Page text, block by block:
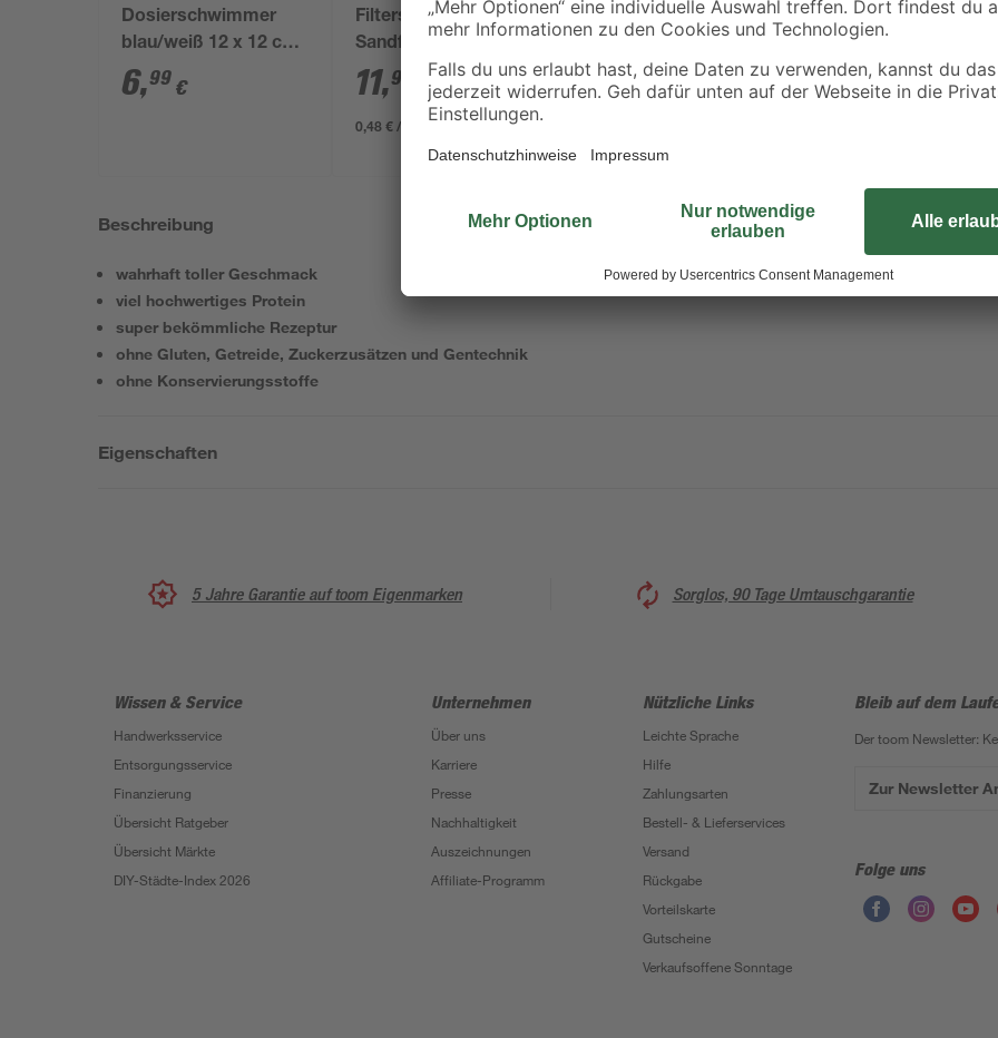
Dosierschwimmer
blau/weiß 12 x 12 cm,
für 20 g Tabs
6,99 €
Filtersand für
Sandfilteranlagen 0,7-
1,2 mm 25 kg
11,99 €
0,48 € / Kilogramm
Spielsand beige 0-2
2,99 € 3,29 €
Abdeckplane
"Standard" Ø 360 cm
36,99 €
Beschreibung
wahrhaft toller Geschmack
viel hochwertiges Protein
super bekömmliche Rezeptur
ohne Gluten, Getreide, Zuckerzusätzen und Gentechnik
ohne Konservierungsstoffe
Eigenschaften
5 Jahre Garantie auf toom Eigenmarken Sorglos, 90 Tage Umtauschgarantie
Wissen & Service
Handwerksservice
Entsorgungsservice
Finanzierung
Übersicht Ratgeber
Übersicht Märkte
DIY-Städte-Index 2026
Unternehmen
Über uns
Karriere
Presse
Nachhaltigkeit
Auszeichnungen
Affiliate-Programm
Nützliche Links
Leichte Sprache
Hilfe
Zahlungsarten
Bestell- & Lieferservices
Versand
Rückgabe
Vorteilskarte
Gutscheine
Verkaufsoffene Sonntage
Bleib auf dem
Der toom Newsletter:
Zur Newsletter
Folge uns